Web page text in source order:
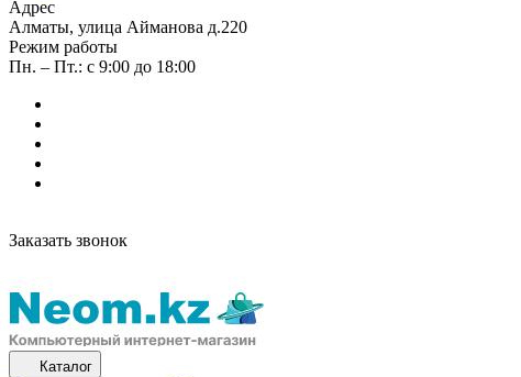
Адрес
Алматы, улица Айманова д.220
Режим работы
Пн. – Пт.: с 9:00 до 18:00
Заказать звонок
Каталог